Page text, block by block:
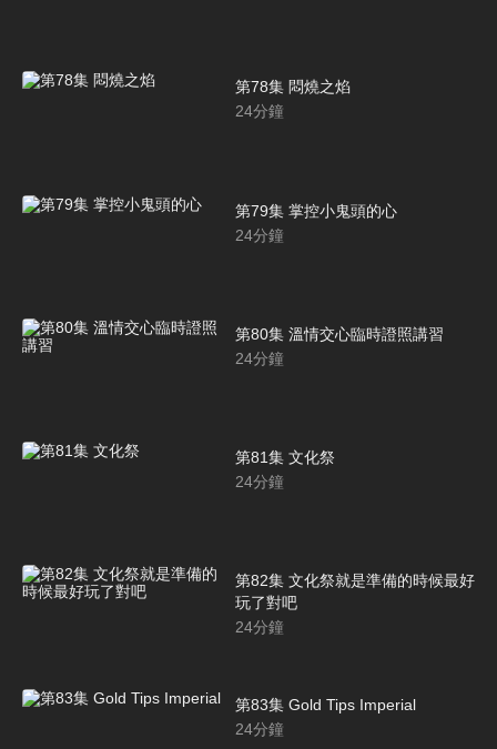
第78集 悶燒之焰
24分鐘
第79集 掌控小鬼頭的心
24分鐘
第80集 溫情交心臨時證照講習
24分鐘
第81集 文化祭
24分鐘
第82集 文化祭就是準備的時候最好
玩了對吧
24分鐘
第83集 Gold Tips Imperial
24分鐘